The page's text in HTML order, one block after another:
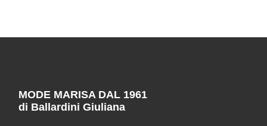
MODE MARISA DAL 1961
di Ballardini Giuliana